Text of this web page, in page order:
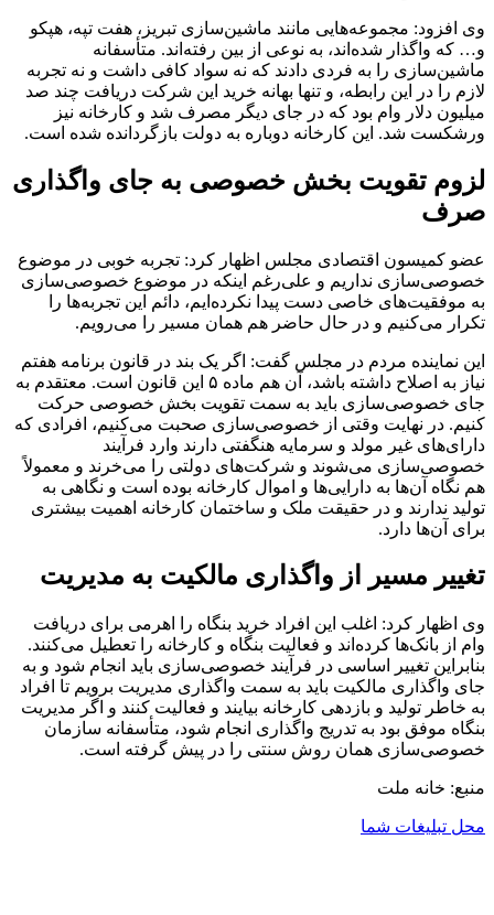
وی افزود: مجموعه‌هایی مانند ماشین‌سازی تبریز، هفت تپه، هپکو
و… که واگذار شده‌اند، به نوعی از بین رفته‌اند. متأسفانه
ماشین‌سازی را به فردی دادند که نه سواد کافی داشت و نه تجربه
لازم را در این رابطه، و تنها بهانه خرید این شرکت دریافت چند صد
میلیون دلار وام بود که در جای دیگر مصرف شد و کارخانه نیز
ورشکست شد. این کارخانه دوباره به دولت بازگردانده شده است.
لزوم تقویت بخش خصوصی به جای واگذاری
صرف
عضو کمیسون اقتصادی مجلس اظهار کرد: تجربه خوبی در موضوع
خصوصی‌سازی نداریم و علی‌رغم اینکه در موضوع خصوصی‌سازی
به موفقیت‌های خاصی دست پیدا نکرده‌ایم، دائم این تجربه‌ها را
تکرار می‌کنیم و در حال حاضر هم همان مسیر را می‌رویم.
این نماینده مردم در مجلس گفت: اگر یک بند در قانون برنامه هفتم
نیاز به اصلاح داشته باشد، آن هم ماده ۵ این قانون است. معتقدم به
جای خصوصی‌سازی باید به سمت تقویت بخش خصوصی حرکت
کنیم. در نهایت وقتی از خصوصی‌سازی صحبت می‌کنیم، افرادی که
دارای‌های غیر مولد و سرمایه هنگفتی دارند وارد فرآیند
خصوصی‌سازی می‌شوند و شرکت‌های دولتی را می‌خرند و معمولاً
هم نگاه آن‌ها به دارایی‌ها و اموال کارخانه بوده است و نگاهی به
تولید ندارند و در حقیقت ملک و ساختمان کارخانه اهمیت بیشتری
برای آن‌ها دارد.
تغییر مسیر از واگذاری مالکیت به مدیریت
وی اظهار کرد: اغلب این افراد خرید بنگاه را اهرمی برای دریافت
وام از بانک‌ها کرده‌اند و فعالیت بنگاه و کارخانه را تعطیل می‌کنند.
بنابراین تغییر اساسی در فرآیند خصوصی‌سازی باید انجام شود و به
جای واگذاری مالکیت باید به سمت واگذاری مدیریت برویم تا افراد
به خاطر تولید و بازدهی کارخانه بیایند و فعالیت کنند و اگر مدیریت
بنگاه موفق بود به تدریج واگذاری انجام شود، متأسفانه سازمان
خصوصی‌سازی همان روش سنتی را در پیش گرفته است.
منبع: خانه ملت
محل تبلیغات شما